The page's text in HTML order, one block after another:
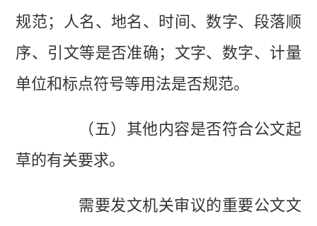
规范；人名、地名、时间、数字、段落顺
序、引文等是否准确；文字、数字、计量
单位和标点符号等用法是否规范。
（五）其他内容是否符合公文起
草的有关要求。
需要发文机关审议的重要公文文